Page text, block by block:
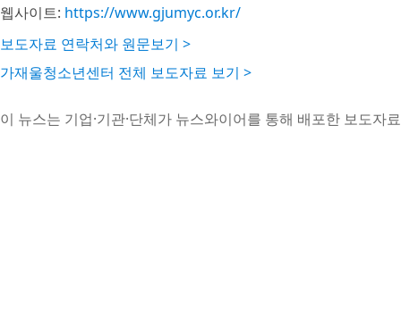
웹사이트: https://www.gjumyc.or.kr/
보도자료 연락처와 원문보기 >
가재울청소년센터 전체 보도자료 보기 >
이 뉴스는 기업·기관·단체가 뉴스와이어를 통해 배포한 보도자